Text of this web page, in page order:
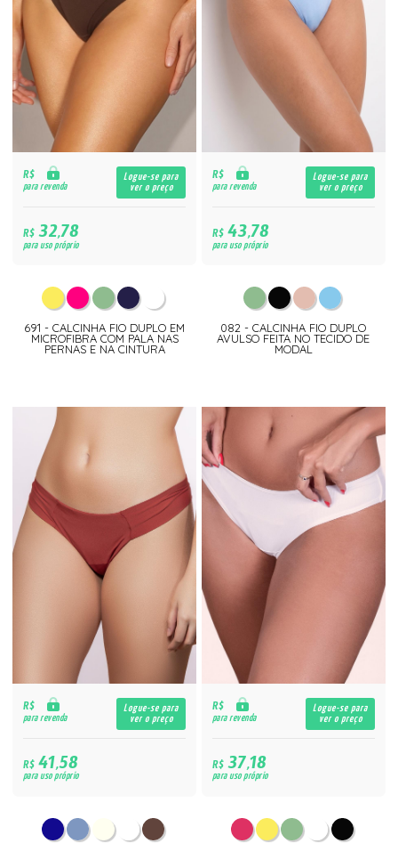
R$
para revenda
Logue-se para
ver o preço
R$32,78
para uso próprio
691 - CALCINHA FIO DUPLO EM
MICROFIBRA COM PALA NAS
PERNAS E NA CINTURA
R$
para revenda
Logue-se para
ver o preço
R$43,78
para uso próprio
082 - CALCINHA FIO DUPLO
AVULSO FEITA NO TECIDO DE
MODAL
R$
para revenda
Logue-se para
ver o preço
R$41,58
para uso próprio
R$
para revenda
Logue-se para
ver o preço
R$37,18
para uso próprio